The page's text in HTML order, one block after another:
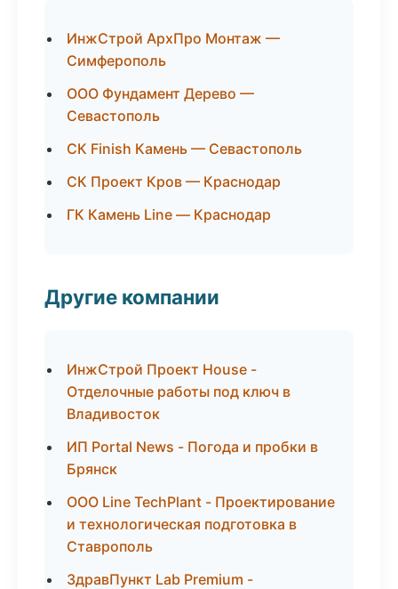
ИнжСтрой АрхПро Монтаж —
Симферополь
ООО Фундамент Дерево —
Севастополь
СК Finish Камень — Севастополь
СК Проект Кров — Краснодар
ГК Камень Line — Краснодар
Другие компании
ИнжСтрой Проект House -
Отделочные работы под ключ в
Владивосток
ИП Portal News - Погода и пробки в
Брянск
ООО Line TechPlant - Проектирование
и технологическая подготовка в
Ставрополь
ЗдравПункт Lab Premium -